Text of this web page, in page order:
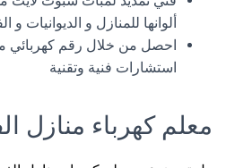
ألوانها للمنازل و الديوانيات و
احصل من خلال رقم كهربائي
استشارات فنية وتقنية
معلم كهرباء منازل